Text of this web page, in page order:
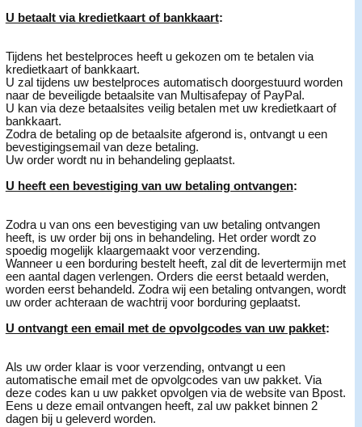
U betaalt via kredietkaart of bankkaart:
Tijdens het bestelproces heeft u gekozen om te betalen via
kredietkaart of bankkaart.
U zal tijdens uw bestelproces automatisch doorgestuurd worden
naar de beveiligde betaalsite van Multisafepay of PayPal.
U kan via deze betaalsites veilig betalen met uw kredietkaart of
bankkaart.
Zodra de betaling op de betaalsite afgerond is, ontvangt u een
bevestigingsemail van deze betaling.
Uw order wordt nu in behandeling geplaatst.
U heeft een bevestiging van uw betaling ontvangen:
Zodra u van ons een bevestiging van uw betaling ontvangen
heeft, is uw order bij ons in behandeling. Het order wordt zo
spoedig mogelijk klaargemaakt voor verzending.
Wanneer u een borduring bestelt heeft, zal dit de levertermijn met
een aantal dagen verlengen. Orders die eerst betaald werden,
worden eerst behandeld. Zodra wij een betaling ontvangen, wordt
uw order achteraan de wachtrij voor borduring geplaatst.
U ontvangt een email met de opvolgcodes van uw pakket:
Als uw order klaar is voor verzending, ontvangt u een
automatische email met de opvolgcodes van uw pakket. Via
deze codes kan u uw pakket opvolgen via de website van Bpost.
Eens u deze email ontvangen heeft, zal uw pakket binnen 2
dagen bij u geleverd worden.